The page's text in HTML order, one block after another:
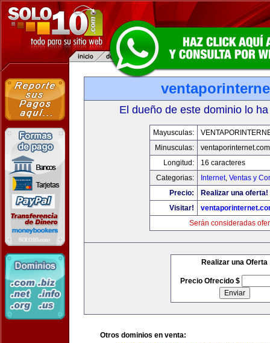
El dueño de este dominio lo
Mayusculas:
Minusculas:
ventaporinternet.com
Longitud:
16 caracteres
Categorias:
Internet, Ventas y
Precio:
Realizar una oferta!
Visitar!
Serán consideradas
Realizar una Oferta
Precio Ofrecido $
Otros dominios en venta: